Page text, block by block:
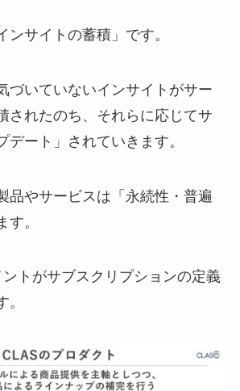
ンサイトの蓄積」です。
づいていないインサイトがサー
されたのち、それらに応じてサ
デート」されていきます。
品やサービスは「永続性・普遍
す。
トがサブスクリプションの定義